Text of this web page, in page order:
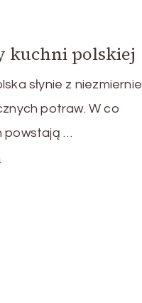
kuchni polskiej
słynie z niezmiernie
potraw. W co
powstają …